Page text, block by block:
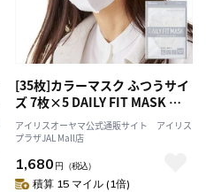
[35枚]カラーマスク ふつうサイ
ズ 7枚×5 DAILY FIT MASK ホ
ワイト
アイリスオーヤマ公式通販サイト アイリス
プラザJAL Mall店
1,680 円 （税込）
積算 15 マイル (1倍)